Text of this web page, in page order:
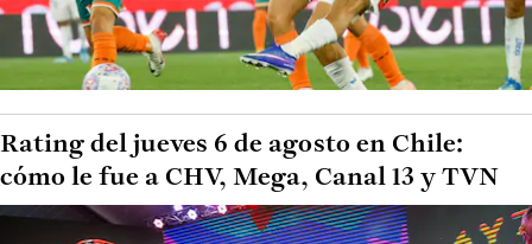
Rating del jueves 6 de agosto en Chile:
cómo le fue a CHV, Mega, Canal 13 y TVN